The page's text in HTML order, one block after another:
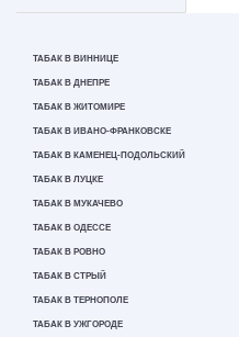
ТАБАК В ВИННИЦЕ
ТАБАК В ДНЕПРЕ
ТАБАК В ЖИТОМИРЕ
ТАБАК В ИВАНО-ФРАНКОВСКЕ
ТАБАК В КАМЕНЕЦ-ПОДОЛЬСКИЙ
ТАБАК В ЛУЦКЕ
ТАБАК В МУКАЧЕВО
ТАБАК В ОДЕССЕ
ТАБАК В РОВНО
ТАБАК В СТРЫЙ
ТАБАК В ТЕРНОПОЛЕ
ТАБАК В УЖГОРОДЕ